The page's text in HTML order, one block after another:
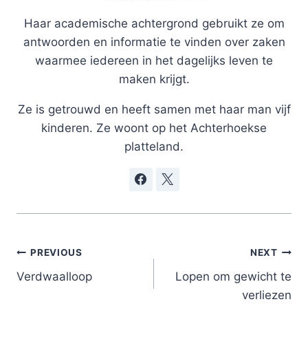
Haar academische achtergrond gebruikt ze om
antwoorden en informatie te vinden over zaken
waarmee iedereen in het dagelijks leven te
maken krijgt.
Ze is getrouwd en heeft samen met haar man vijf
kinderen. Ze woont op het Achterhoekse
platteland.
Post
navigation
PREVIOUS
Verdwaalloop
NEXT
Lopen om gewicht te
verliezen